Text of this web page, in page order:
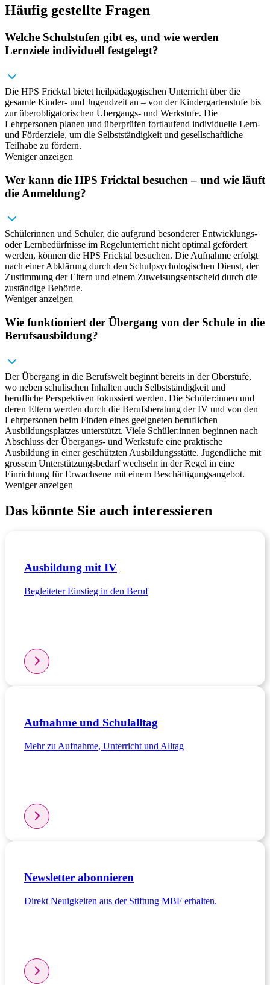
Häufig gestellte Fragen
Welche Schulstufen gibt es, und wie werden
Lernziele individuell festgelegt?
Die HPS Fricktal bietet heilpädagogischen Unterricht über die
gesamte Kinder- und Jugendzeit an – von der Kindergartenstufe bis
zur überobligatorischen Übergangs- und Werkstufe. Die
Lehrpersonen planen und überprüfen fortlaufend individuelle Lern-
und Förderziele, um die Selbstständigkeit und gesellschaftliche
Teilhabe zu fördern.
Weniger anzeigen
Wer kann die HPS Fricktal besuchen – und wie läuft
die Anmeldung?
Schülerinnen und Schüler, die aufgrund besonderer Entwicklungs-
oder Lernbedürfnisse im Regelunterricht nicht optimal gefördert
werden, können die HPS Fricktal besuchen. Die Aufnahme erfolgt
nach einer Abklärung durch den Schulpsychologischen Dienst, der
Zustimmung der Eltern und einem Zuweisungsentscheid durch die
zuständige Behörde.
Weniger anzeigen
Wie funktioniert der Übergang von der Schule in die
Berufsausbildung?
Der Übergang in die Berufswelt beginnt bereits in der Oberstufe,
wo neben schulischen Inhalten auch Selbstständigkeit und
berufliche Perspektiven fokussiert werden. Die Schüler:innen und
deren Eltern werden durch die Berufsberatung der IV und von den
Lehrpersonen beim Finden eines geeigneten beruflichen
Ausbildungsplatzes unterstützt. Viele Schüler:innen beginnen nach
Abschluss der Übergangs- und Werkstufe eine praktische
Ausbildung in einer geschützten Ausbildungsstätte. Jugendliche mit
grossem Unterstützungsbedarf wechseln in der Regel in eine
Einrichtung für Erwachsene mit einem Beschäftigungsangebot.
Weniger anzeigen
Das könnte Sie auch interessieren
Ausbildung mit IV
Begleiteter Einstieg in den Beruf
Aufnahme und Schulalltag
Mehr zu Aufnahme, Unterricht und Alltag
Newsletter abonnieren
Direkt Neuigkeiten aus der Stiftung MBF erhalten.